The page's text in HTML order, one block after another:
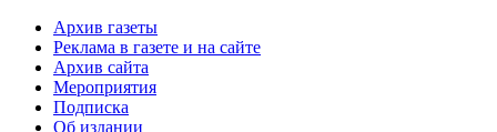
Архив газеты
Реклама в газете и на сайте
Архив сайта
Мероприятия
Подписка
Об издании